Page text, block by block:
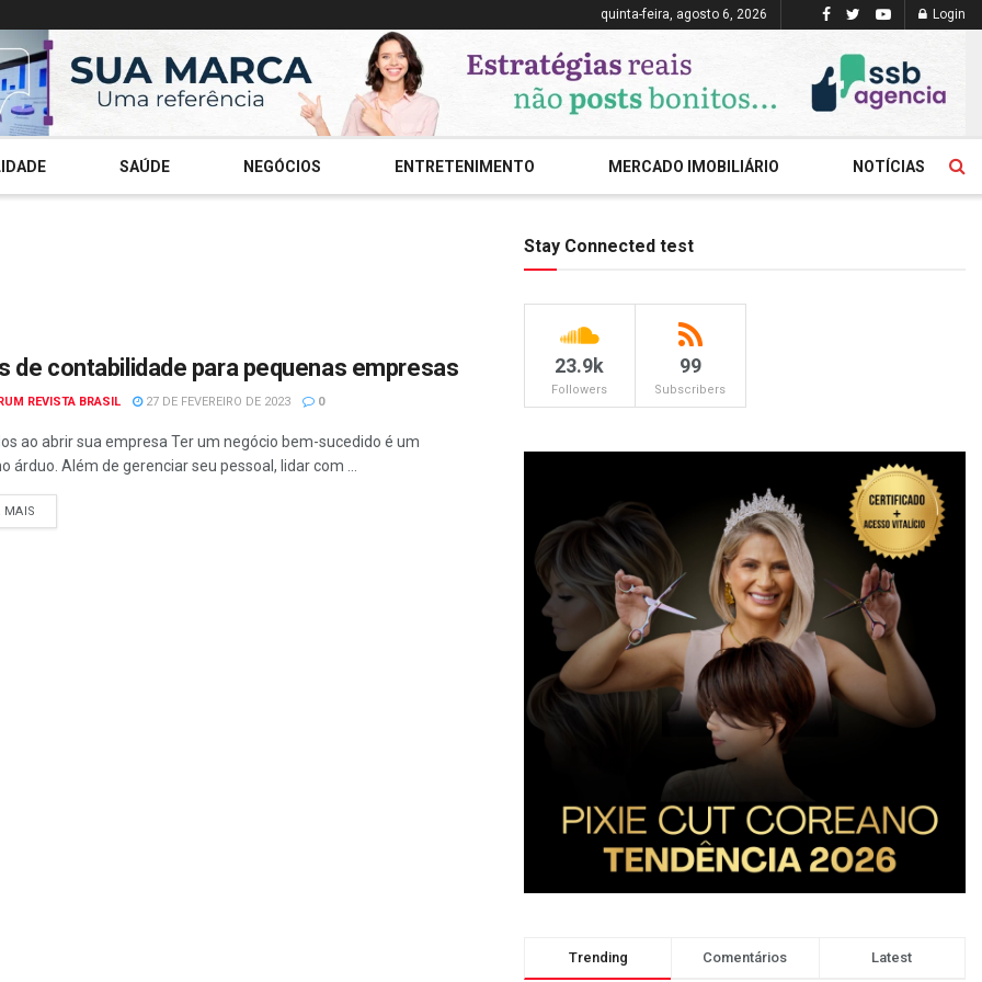
quinta-feira, agosto 6, 2026 Login
SAÚDE NEGÓCIOS ENTRETENIMENTO MERCADO IMOBILIÁRIO NOTÍCIAS
de contabilidade para pequenas empresas
REVISTA BRASIL 27 DE FEVEREIRO DE 2023 0
ao abrir sua empresa Ter um negócio bem-sucedido é um
árduo. Além de gerenciar seu pessoal, lidar com ...
MAIS
Stay Connected test
23.9k
Followers
99
Subscribers
Trending Comentários Latest